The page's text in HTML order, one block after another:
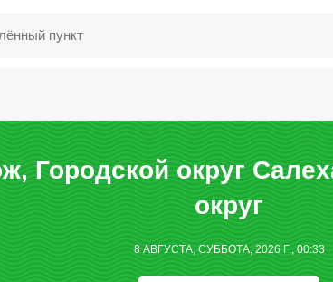
Городской округ
округ
8 АВГУСТА, СУББОТА, 2026 Г., 00:33